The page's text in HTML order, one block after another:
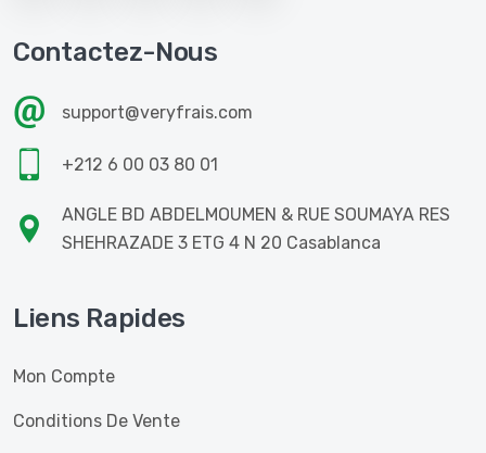
Contactez-Nous
support@veryfrais.com
+212 6 00 03 80 01
ANGLE BD ABDELMOUMEN & RUE SOUMAYA RES
SHEHRAZADE 3 ETG 4 N 20 Casablanca
Liens Rapides
Mon Compte
Conditions De Vente